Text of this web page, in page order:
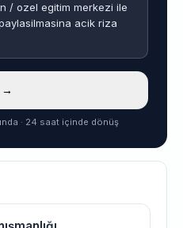
/ ozel egitim merkezi ile
acik riza
→
· 24 saat içinde dönüş